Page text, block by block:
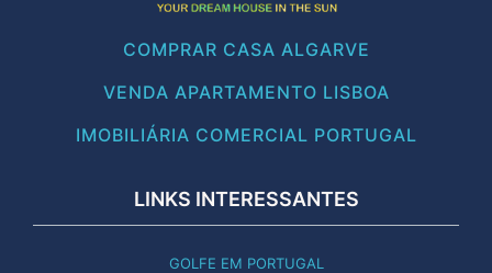
COMPRAR CASA ALGARVE
VENDA APARTAMENTO LISBOA
IMOBILIÁRIA COMERCIAL PORTUGAL
LINKS INTERESSANTES
GOLFE EM PORTUGAL